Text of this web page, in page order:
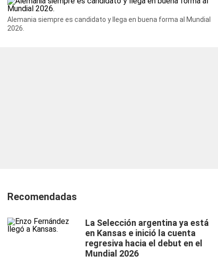
Alemania siempre es candidato y llega en buena forma al Mundial
2026.
Recomendadas
La Selección argentina ya está
en Kansas e inició la cuenta
regresiva hacia el debut en el
Mundial 2026